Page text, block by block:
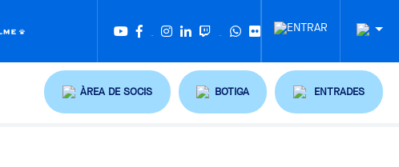
ÀREA DE SOCIS BOTIGA ENTRADES